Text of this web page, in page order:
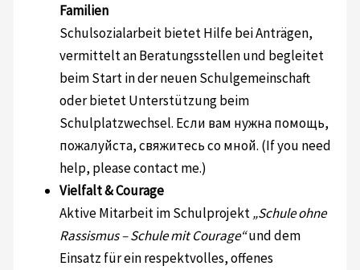
Familien
Schulsozialarbeit bietet Hilfe bei Anträgen,
vermittelt an Beratungsstellen und begleitet
beim Start in der neuen Schulgemeinschaft
oder bietet Unterstützung beim
Schulplatzwechsel. Если вам нужна помощь,
пожалуйста, свяжитесь со мной. (If you need
help, please contact me.)
Vielfalt & Courage
Aktive Mitarbeit im Schulprojekt„Schule ohne
Rassismus – Schule mit Courage“und dem
Einsatz für ein respektvolles, offenes